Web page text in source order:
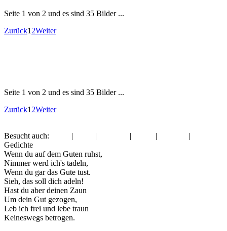
Seite 1 von 2 und es sind 35 Bilder ...
Zurück1 2Weiter
Seite 1 von 2 und es sind 35 Bilder ...
Zurück1 2Weiter
Besucht auch: | | | | |
Gedichte
Wenn du auf dem Guten ruhst,
Nimmer werd ich's tadeln,
Wenn du gar das Gute tust.
Sieh, das soll dich adeln!
Hast du aber deinen Zaun
Um dein Gut gezogen,
Leb ich frei und lebe traun
Keineswegs betrogen.